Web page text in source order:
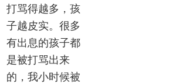
打骂得越多，孩
子越皮实。很多
有出息的孩子都
是被打骂出来
的，我小时候被